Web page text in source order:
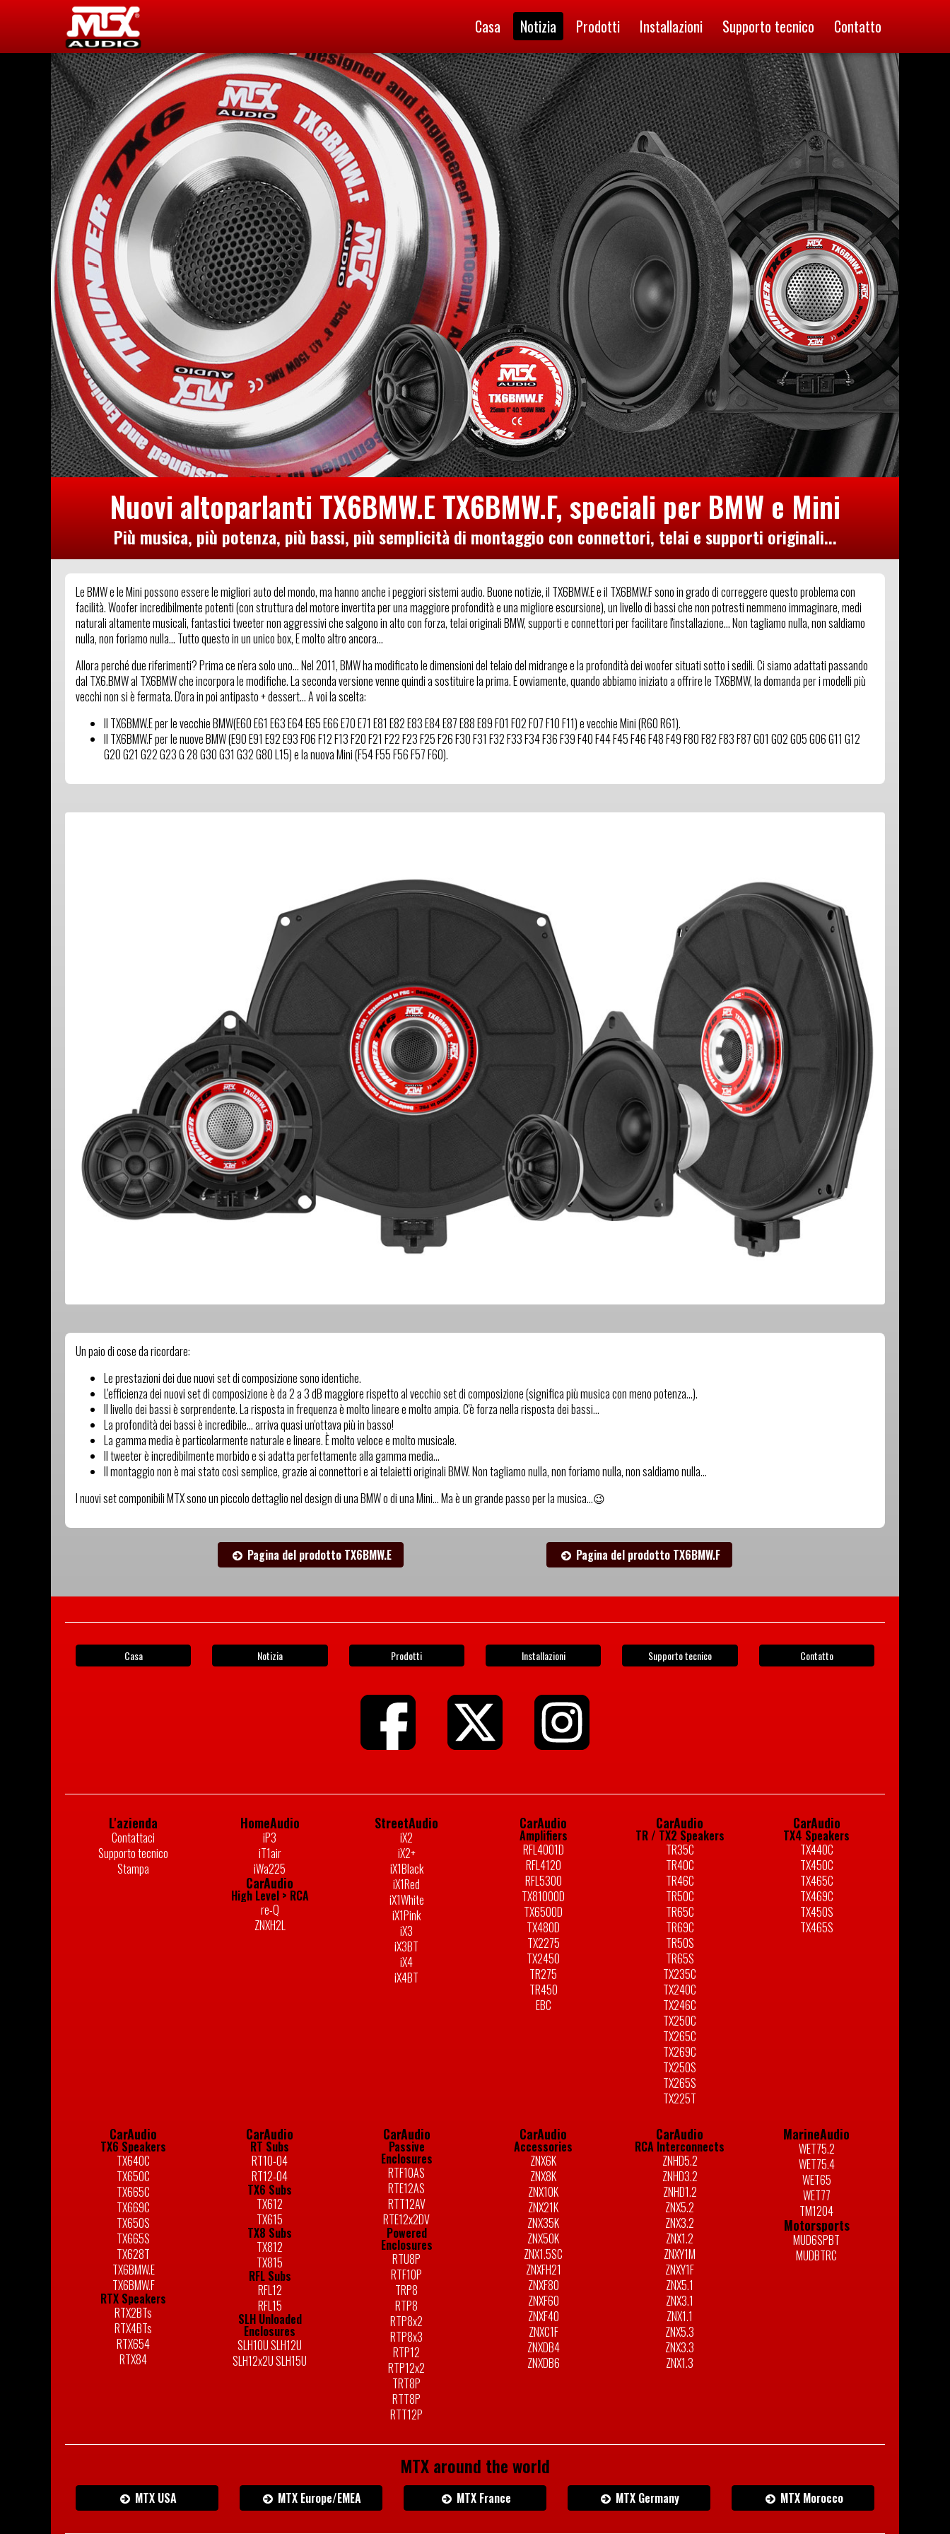
Casa Notizia Prodotti Installazioni Supporto tecnico Contatto
Nuovi altoparlanti TX6BMW.E TX6BMW.F, speciali per BMW e Mini
Più musica, più potenza, più bassi, più semplicità di montaggio con connettori, telai e supporti originali...
Le BMW e le Mini possono essere le migliori auto del mondo, ma hanno anche i peggiori sistemi audio. Buone notizie, il TX6BMW.E e il TX6BMW.F sono in grado di correggere questo problema con
facilità. Woofer incredibilmente potenti (con struttura del motore invertita per una maggiore profondità e una migliore escursione), un livello di bassi che non potresti nemmeno immaginare, medi
naturali altamente musicali, fantastici tweeter non aggressivi che salgono in alto con forza, telai originali BMW, supporti e connettori per facilitare l'installazione... Non tagliamo nulla, non saldiamo
nulla, non foriamo nulla... Tutto questo in un unico box, E molto altro ancora...
Allora perché due riferimenti? Prima ce n'era solo uno... Nel 2011, BMW ha modificato le dimensioni del telaio del midrange e la profondità dei woofer situati sotto i sedili. Ci siamo adattati passando
dal TX6.BMW al TX6BMW che incorpora le modifiche. La seconda versione venne quindi a sostituire la prima. E ovviamente, quando abbiamo iniziato a offrire le TX6BMW, la domanda per i modelli più
vecchi non si è fermata. D'ora in poi antipasto + dessert... A voi la scelta:
Il TX6BMW.E per le vecchie BMW(E60 E61 E63 E64 E65 E66 E70 E71 E81 E82 E83 E84 E87 E88 E89 F01 F02 F07 F10 F11) e vecchie Mini (R60 R61).
Il TX6BMW.F per le nuove BMW (E90 E91 E92 E93 F06 F12 F13 F20 F21 F22 F23 F25 F26 F30 F31 F32 F33 F34 F36 F39 F40 F44 F45 F46 F48 F49 F80 F82 F83 F87 G01 G02 G05 G06 G11 G12
G20 G21 G22 G23 G 28 G30 G31 G32 G80 L15) e la nuova Mini (F54 F55 F56 F57 F60).
Un paio di cose da ricordare:
Le prestazioni dei due nuovi set di composizione sono identiche.
L'efficienza dei nuovi set di composizione è da 2 a 3 dB maggiore rispetto al vecchio set di composizione (significa più musica con meno potenza...).
Il livello dei bassi è sorprendente. La risposta in frequenza è molto lineare e molto ampia. C'è forza nella risposta dei bassi...
La profondità dei bassi è incredibile... arriva quasi un'ottava più in basso!
La gamma media è particolarmente naturale e lineare. È molto veloce e molto musicale.
Il tweeter è incredibilmente morbido e si adatta perfettamente alla gamma media...
Il montaggio non è mai stato così semplice, grazie ai connettori e ai telaietti originali BMW. Non tagliamo nulla, non foriamo nulla, non saldiamo nulla...
I nuovi set componibili MTX sono un piccolo dettaglio nel design di una BMW o di una Mini... Ma è un grande passo per la musica...😉
Pagina del prodotto TX6BMW.E Pagina del prodotto TX6BMW.F
Casa Notizia Prodotti Installazioni Supporto tecnico Contatto
L'azienda
Contattaci
Supporto tecnico
Stampa
HomeAudio
iP3
iT1air
iWa225
CarAudio
High Level > RCA
re-Q
ZNXH2L
StreetAudio
iX2
iX2+
iX1Black
iX1Red
iX1White
iX1Pink
iX3
iX3BT
iX4
iX4BT
CarAudio
Amplifiers
RFL4001D
RFL4120
RFL5300
TX81000D
TX6500D
TX480D
TX2275
TX2450
TR275
TR450
EBC
CarAudio
TR / TX2 Speakers
TR35C
TR40C
TR46C
TR50C
TR65C
TR69C
TR50S
TR65S
TX235C
TX240C
TX246C
TX250C
TX265C
TX269C
TX250S
TX265S
TX225T
CarAudio
TX4 Speakers
TX440C
TX450C
TX465C
TX469C
TX450S
TX465S
CarAudio
TX6 Speakers
TX640C
TX650C
TX665C
TX669C
TX650S
TX665S
TX628T
TX6BMW.E
TX6BMW.F
RTX Speakers
RTX2BTs
RTX4BTs
RTX654
RTX84
CarAudio
RT Subs
RT10-04
RT12-04
TX6 Subs
TX612
TX615
TX8 Subs
TX812
TX815
RFL Subs
RFL12
RFL15
SLH Unloaded
Enclosures
SLH10U SLH12U
SLH12x2U SLH15U
CarAudio
Passive
Enclosures
RTF10AS
RTE12AS
RTT12AV
RTE12x2DV
Powered
Enclosures
RTU8P
RTF10P
TRP8
RTP8
RTP8x2
RTP8x3
RTP12
RTP12x2
TRT8P
RTT8P
RTT12P
CarAudio
Accessories
ZNX6K
ZNX8K
ZNX10K
ZNX21K
ZNX35K
ZNX50K
ZNX1.5SC
ZNXFH21
ZNXF80
ZNXF60
ZNXF40
ZNXC1F
ZNXDB4
ZNXDB6
CarAudio
RCA Interconnects
ZNHD5.2
ZNHD3.2
ZNHD1.2
ZNX5.2
ZNX3.2
ZNX1.2
ZNXY1M
ZNXY1F
ZNX5.1
ZNX3.1
ZNX1.1
ZNX5.3
ZNX3.3
ZNX1.3
MarineAudio
WET75.2
WET75.4
WET65
WET77
TM1204
Motorsports
MUD6SPBT
MUDBTRC
MTX around the world
MTX USA MTX Europe/EMEA MTX France MTX Germany MTX Morocco